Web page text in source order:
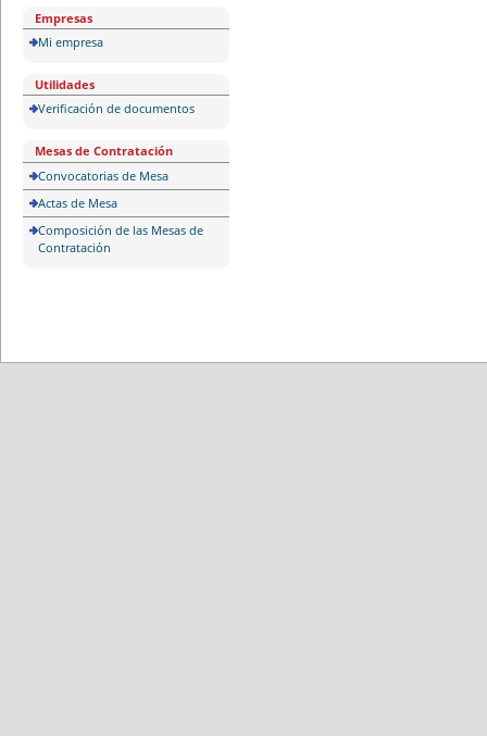
Empresas
Mi empresa
Utilidades
Verificación de documentos
Mesas de Contratación
Convocatorias de Mesa
Actas de Mesa
Composición de las Mesas de
Contratación